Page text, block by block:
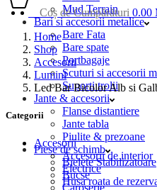
Mud Terrain
Bari si accesorii metalice
Bare Fata
Bare spate
Portbagaje
Scuturi si accesorii
Suporti trolii
Jante & accesorii
Flanse distantiere
Jante tabla
Piulite & prezoane
Piese de schimb
Bielete Stabilizatoare
Bucse
Caroserie
Coș de Cumpărături 0.00
Home
Shop
Accesorii
Lumini
Led Bar Bicolor Alb si
Categorii
Accesorii
Accesorii de interior
Electrice
Husa roata de